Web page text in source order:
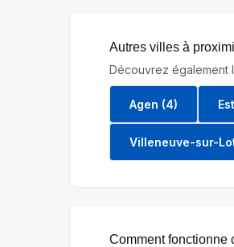
Autres villes à
Découvrez également
Agen (4)
Villeneuve-sur-
Comment fonctionne